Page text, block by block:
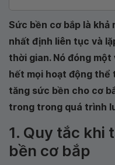
Sức bền cơ bắp là
nhất định liên tục và
thời gian. Nó đóng
hết mọi hoạt động thể
tăng sức bền cho cơ
trong trong quá trình
1. Quy tắc khi
bền cơ bắp